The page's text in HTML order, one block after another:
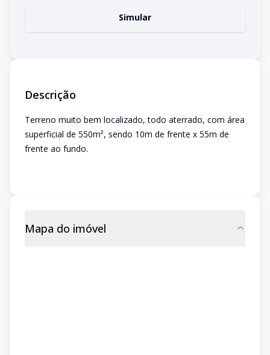
Simular
Descrição
Terreno muito bem localizado, todo aterrado, com área
superficial de 550m², sendo 10m de frente x 55m de
frente ao fundo.
Mapa do imóvel